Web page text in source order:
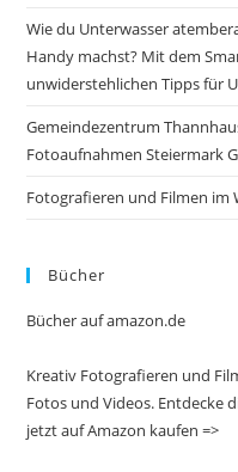
Wie du Unterwasser
Handy machst? Mit dem
unwiderstehlichen Tipps für
Gemeindezentrum
Fotoaufnahmen Steiermark
Fotografieren und Filmen im
Bücher
Bücher auf amazon.de
Kreativ Fotografieren und
Fotos und Videos. Entdecke
jetzt auf Amazon kaufen =>